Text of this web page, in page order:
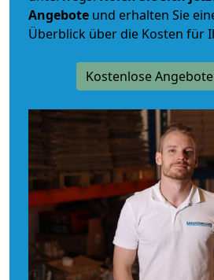
Angebote und erhalten Sie
Überblick über die Kosten für
Kostenlose